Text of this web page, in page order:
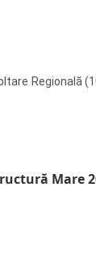
Regională
Mare